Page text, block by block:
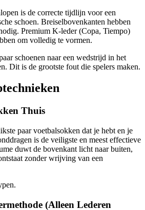
is de correcte tijdlijn voor een
schoen. Breiselbovenkanten hebben
Premium K-leder (Copa, Tiempo)
om volledig te vormen.
schoenen naar een wedstrijd in het
Dit is de grootste fout die spelers maken.
Thuis
paar voetbalsokken dat je hebt en je
is de veiligste en meest effectieve
duwt de bovenkant licht naar buiten,
zonder wrijving van een
(Alleen Lederen